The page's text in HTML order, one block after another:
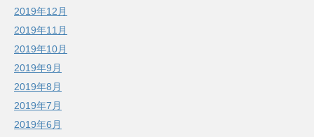
2019年12月
2019年11月
2019年10月
2019年9月
2019年8月
2019年7月
2019年6月